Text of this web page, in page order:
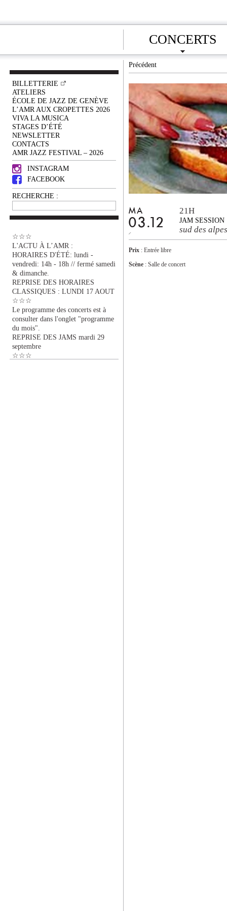
CONCERTS
BILLETTERIE
ATELIERS
ÉCOLE DE JAZZ DE GENÈVE
L’AMR AUX CROPETTES 2026
VIVA LA MUSICA
STAGES D’ÉTÉ
NEWSLETTER
CONTACTS
AMR JAZZ FESTIVAL – 2026
INSTAGRAM
FACEBOOK
RECHERCHE :
☆☆☆
L'ACTU À L’AMR :
HORAIRES D'ÉTÉ: lundi -
vendredi: 14h - 18h // fermé samedi
& dimanche.
REPRISE DES HORAIRES
CLASSIQUES : LUNDI 17 AOUT
☆☆☆
Le programme des concerts est à
consulter dans l'onglet "programme
du mois".
REPRISE DES JAMS mardi 29
septembre
☆☆☆
Précédent
MA
03.12
21H
JAM SESSION
sud des alpes
Prix : Entrée libre
Scène : Salle de concert